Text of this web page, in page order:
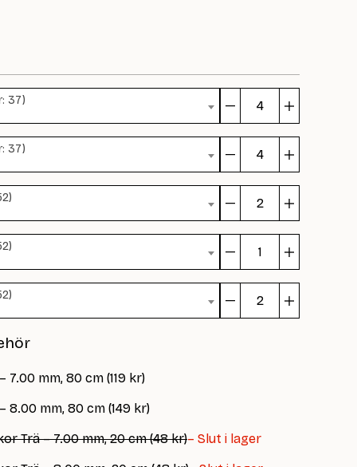
37)
of
mängd
37)
of
mängd
of
mängd
of
mängd
mm, 80 cm (119 kr)
8.00 mm, 80 cm (149 kr)
Trä – 7.00 mm, 20 cm (48 kr)– Slut i lager